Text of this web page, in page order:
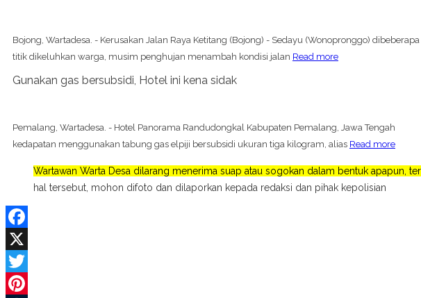
Bojong, Wartadesa. - Kerusakan Jalan Raya Ketitang (Bojong) - Sedayu (Wonopronggo) dibeberapa
titik dikeluhkan warga, musim penghujan menambah kondisi jalan Read more
Gunakan gas bersubsidi, Hotel ini kena sidak
Pemalang, Wartadesa. - Hotel Panorama Randudongkal Kabupaten Pemalang, Jawa Tengah
kedapatan menggunakan tabung gas elpiji bersubsidi ukuran tiga kilogram, alias Read more
Wartawan Warta Desa dilarang menerima suap atau sogokan dalam bentuk apapun,
hal tersebut, mohon difoto dan dilaporkan kepada redaksi dan pihak kepolisian
Facebook
X
Twitter